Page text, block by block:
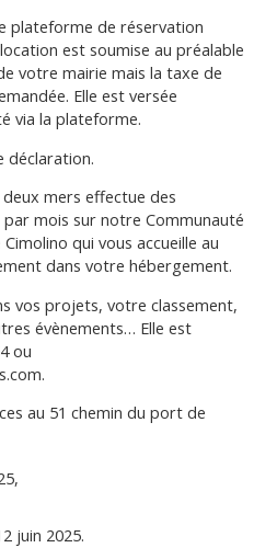
plateforme de réservation
est soumise au préalable
votre mairie mais la taxe de
Elle est versée
via la plateforme.
déclaration.
mers effectue des
mois sur notre Communauté
qui vous accueille au
dans votre hébergement.
vos projets, votre classement,
évènements… Elle est
ou
au 51 chemin du port de
juin 2025.